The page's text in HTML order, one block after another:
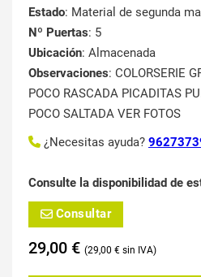
Estado: Material de segunda
Nº Puertas: 5
Ubicación: Almacenada
Observaciones: COLORSERIE
POCO RASCADA PICADITAS
POCO SALTADA VER FOTOS
¿Necesitas ayuda?
Consulte la disponibilidad de
Consultar
29,00 € 29,00 €